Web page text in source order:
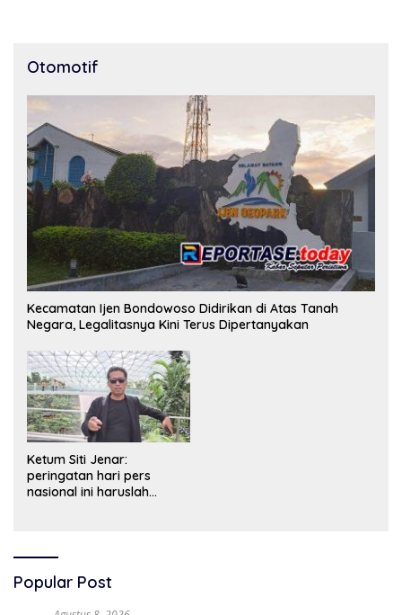
Indonesia.
Otomotif
Kecamatan Ijen Bondowoso Didirikan di Atas Tanah
Negara, Legalitasnya Kini Terus Dipertanyakan
Ketum Siti Jenar:
peringatan hari pers
nasional ini haruslah
bangsa dan menjaga
demokrasi Indonesia.
Popular Post